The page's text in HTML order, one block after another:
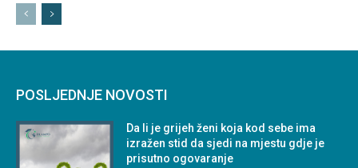
POSLJEDNJE NOVOSTI
Da li je grijeh ženi koja kod sebe ima
izražen stid da sjedi na mjestu gdje je
prisutno ogovaranje